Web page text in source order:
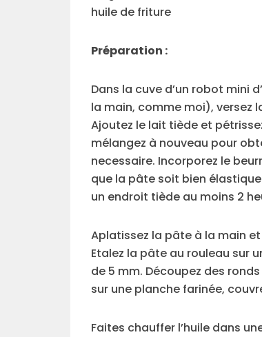
huile de friture
Préparation :
Dans la cuve d’un robot mini
la main, comme moi), versez
Ajoutez le lait tiède et
mélangez à nouveau pour
necessaire. Incorporez le
que la pâte soit bien
un endroit tiède au moins 2
Aplatissez la pâte à la main
Etalez la pâte au rouleau sur
de 5 mm. Découpez des
sur une planche farinée,
Faites chauffer l’huile dans